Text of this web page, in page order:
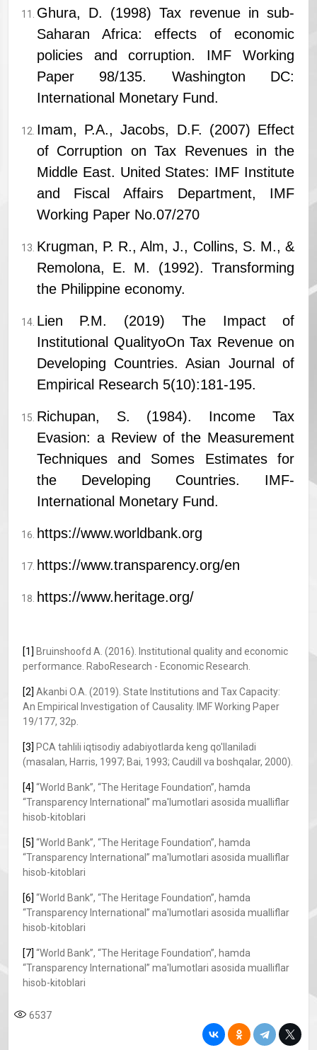
Ghura, D. (1998) Tax revenue in sub-
Saharan Africa: effects of economic
policies and corruption. IMF Working
Paper 98/135. Washington DC:
International Monetary Fund.
Imam, P.A., Jacobs, D.F. (2007) Effect
of Corruption on Tax Revenues in the
Middle East. United States: IMF Institute
and Fiscal Affairs Department, IMF
Working Paper No.07/270
Krugman, P. R., Alm, J., Collins, S. M., &
Remolona, E. M. (1992). Transforming
the Philippine economy.
Lien P.M. (2019) The Impact of
Institutional QualityoOn Tax Revenue on
Developing Countries. Asian Journal of
Empirical Research 5(10):181-195.
Richupan, S. (1984). Income Tax
Evasion: a Review of the Measurement
Techniques and Somes Estimates for
the Developing Countries. IMF-
International Monetary Fund.
https://www.worldbank.org
https://www.transparency.org/en
https://www.heritage.org/
[1] Bruinshoofd A. (2016). Institutional quality and economic
performance. RaboResearch - Economic Research.
[2] Akanbi O.A. (2019). State Institutions and Tax Capacity:
An Empirical Investigation of Causality. IMF Working Paper
19/177, 32p.
[3] PCA tahlili iqtisodiy adabiyotlarda keng qo'llaniladi
(masalan, Harris, 1997; Bai, 1993; Caudill va boshqalar, 2000).
[4] “World Bank”, “The Heritage Foundation”, hamda
“Transparency International” ma'lumotlari asosida mualliflar
hisob-kitoblari
[5] “World Bank”, “The Heritage Foundation”, hamda
“Transparency International” ma'lumotlari asosida mualliflar
hisob-kitoblari
[6] “World Bank”, “The Heritage Foundation”, hamda
“Transparency International” ma'lumotlari asosida mualliflar
hisob-kitoblari
[7] “World Bank”, “The Heritage Foundation”, hamda
“Transparency International” ma'lumotlari asosida mualliflar
hisob-kitoblari
6537